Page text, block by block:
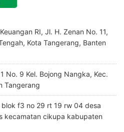
RI, Jl. H. Zenan No. 11,
Kota Tangerang, Banten
No. 9 Kel. Bojong Nangka, Kec.
Tangerang
f3 no 29 rt 19 rw 04 desa
kecamatan cikupa kabupaten